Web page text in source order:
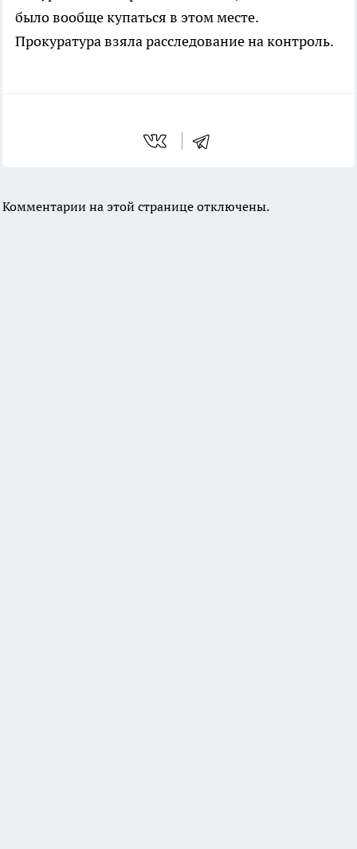
было вообще купаться в этом месте.
Прокуратура взяла расследование на контроль.
Комментарии на этой странице отключены.